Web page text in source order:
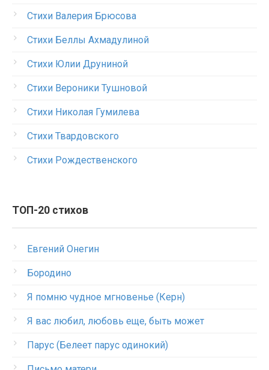
Стихи Валерия Брюсова
Стихи Беллы Ахмадулиной
Стихи Юлии Друниной
Стихи Вероники Тушновой
Стихи Николая Гумилева
Стихи Твардовского
Стихи Рождественского
ТОП-20 стихов
Евгений Онегин
Бородино
Я помню чудное мгновенье (Керн)
Я вас любил, любовь еще, быть может
Парус (Белеет парус одинокий)